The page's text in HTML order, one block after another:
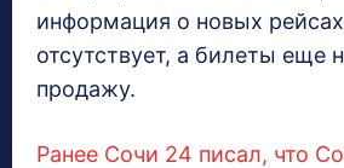
информация о новых
отсутствует, а билеты еще
продажу.
Ранее Сочи 24 писал, что